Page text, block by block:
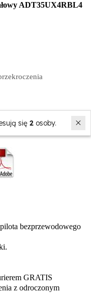
ADT35UX4RBL4
bezprzewodowego
GRATIS
z odroczonym
się 2 osoby.